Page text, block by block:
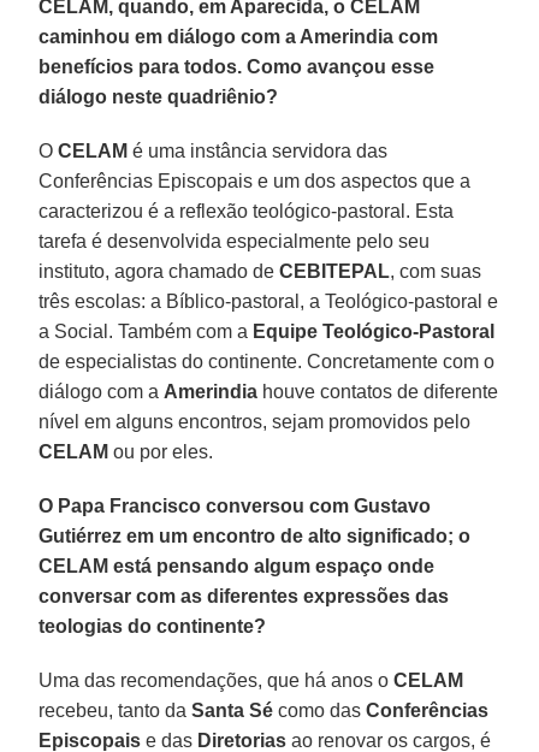
CELAM, quando, em Aparecida, o CELAM
caminhou em diálogo com a Amerindia com
benefícios para todos. Como avançou esse
diálogo neste quadriênio?
OCELAM é uma instância servidora das
Conferências Episcopais e um dos aspectos que a
caracterizou é a reflexão teológico-pastoral. Esta
tarefa é desenvolvida especialmente pelo seu
instituto, agora chamado deCEBITEPAL, com suas
três escolas: a Bíblico-pastoral, a Teológico-pastoral e
a Social. Também com a Equipe Teológico-Pastoral
de especialistas do continente. Concretamente com o
diálogo com a Amerindia houve contatos de diferente
nível em alguns encontros, sejam promovidos pelo
CELAM ou por eles.
O Papa Francisco conversou com Gustavo
Gutiérrez em um encontro de alto significado; o
CELAM está pensando algum espaço onde
conversar com as diferentes expressões das
teologias do continente?
Uma das recomendações, que há anos oCELAM
recebeu, tanto daSanta Sé como dasConferências
Episcopais e das Diretorias ao renovar os cargos, é